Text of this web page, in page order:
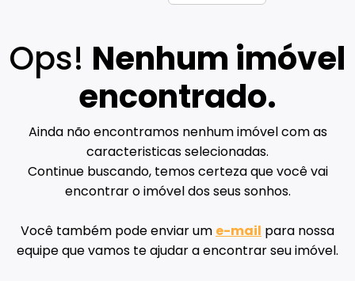
Ops! Nenhum imóvel
encontrado.
Ainda não encontramos nenhum imóvel com as
caracteristicas selecionadas.
Continue buscando, temos certeza que você vai
encontrar o imóvel dos seus sonhos.
Você também pode enviar um e-mail para nossa
equipe que vamos te ajudar a encontrar seu imóvel.